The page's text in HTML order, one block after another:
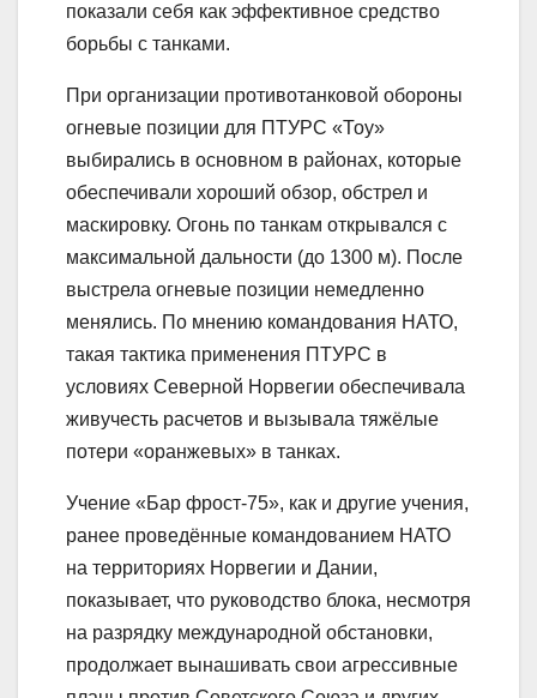
показали себя как эффективное средство
борьбы с танками.
При организации противотанковой обороны
огневые позиции для ПТУРС «Тоу»
выбирались в основном в районах, которые
обеспечивали хороший обзор, обстрел и
маскировку. Огонь по танкам открывался с
максимальной дальности (до 1300 м). После
выстрела огневые позиции немедленно
менялись. По мнению командования НАТО,
такая тактика применения ПТУРС в
условиях Северной Норвегии обеспечивала
живучесть расчетов и вызывала тяжёлые
потери «оранжевых» в танках.
Учение «Бар фрост-75», как и другие учения,
ранее проведённые командованием НАТО
на территориях Норвегии и Дании,
показывает, что руководство блока, несмотря
на разрядку международной обстановки,
продолжает вынашивать свои агрессивные